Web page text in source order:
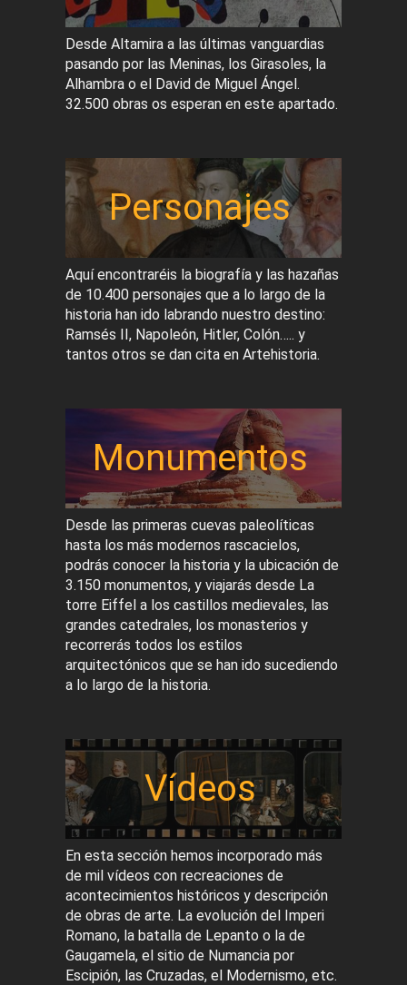
Desde Altamira a las últimas vanguardias
pasando por las Meninas, los Girasoles, la
Alhambra o el David de Miguel Ángel.
32.500 obras os esperan en este apartado.
Personajes
Aquí encontraréis la biografía y las hazañas
de 10.400 personajes que a lo largo de la
historia han ido labrando nuestro destino:
Ramsés II, Napoleón, Hitler, Colón….. y
tantos otros se dan cita en Artehistoria.
Monumentos
Desde las primeras cuevas paleolíticas
hasta los más modernos rascacielos,
podrás conocer la historia y la ubicación de
3.150 monumentos, y viajarás desde La
torre Eiffel a los castillos medievales, las
grandes catedrales, los monasterios y
recorrerás todos los estilos
arquitectónicos que se han ido sucediendo
a lo largo de la historia.
Vídeos
En esta sección hemos incorporado más
de mil vídeos con recreaciones de
acontecimientos históricos y descripción
de obras de arte. La evolución del Imperi
Romano, la batalla de Lepanto o la de
Gaugamela, el sitio de Numancia por
Escipión, las Cruzadas, el Modernismo, etc.